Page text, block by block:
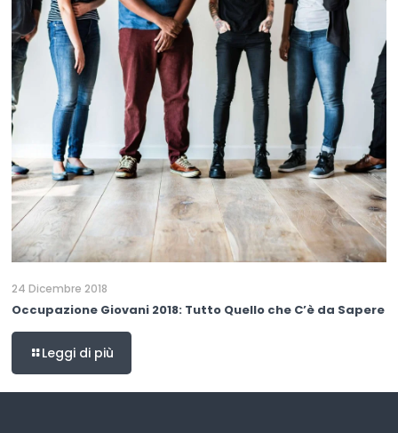
24 Dicembre 2018
Occupazione Giovani 2018: Tutto Quello che C’è da Sapere
Leggi di più